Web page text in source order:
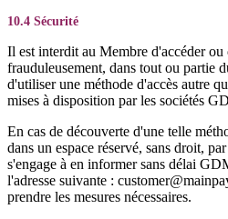
10.4 Sécurité
Il est interdit au Membre d'accéder ou
frauduleusement, dans tout ou partie
d'utiliser une méthode d'accès autre
mises à disposition par les sociétés
En cas de découverte d'une telle
dans un espace réservé, sans droit,
s'engage à en informer sans délai
l'adresse suivante :
prendre les mesures nécessaires.